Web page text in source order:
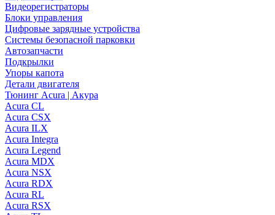
Видеорегистраторы
Блоки управления
Цифровые зарядные устройства
Системы безопасной парковки
Автозапчасти
Подкрылки
Упоры капота
Детали двигателя
Тюнинг Acura | Акура
Acura CL
Acura CSX
Acura ILX
Acura Integra
Acura Legend
Acura MDX
Acura NSX
Acura RDX
Acura RL
Acura RSX